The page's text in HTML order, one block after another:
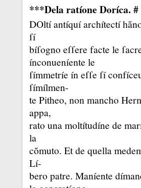
***Dela ratíone Doríca.
DOltí antíquí archítectí
ſí
bíſogno eſſere facte le
ínconueníente le
ſímmetríe ín eſſe ſí
ſímílmen-
te Pitheo, non mancho
appa,
rato una moltítudíne de
la
cõmuto. Et de quella
Lí-
bero patre. Maníente